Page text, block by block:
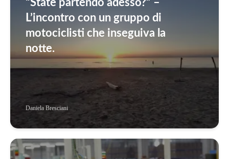
“State partendo adesso?” –
L’incontro con un gruppo di
motociclisti che inseguiva la
notte.
Daniela Bresciani